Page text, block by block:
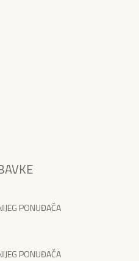
PONUĐAČA
PONUĐAČA